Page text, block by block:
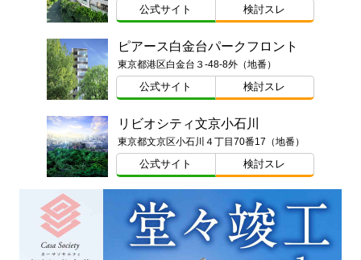
公式サイト 検討スレ
ピアース白金台パークフロント
東京都港区白金台３-48-8外（地番）
公式サイト 検討スレ
リビオシティ文京小石川
東京都文京区小石川４丁目70番17（地番）
公式サイト 検討スレ